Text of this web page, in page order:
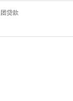
贷款